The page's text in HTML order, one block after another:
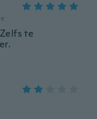
te